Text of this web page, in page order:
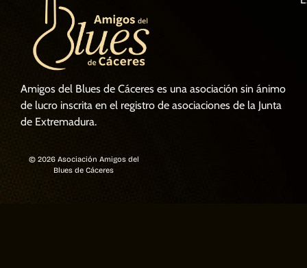
Amigos del Blues de Cáceres es una asociación sin ánimo
de lucro inscrita en el registro de asociaciones de la Junta
de Extremadura.
© 2026 Asociación Amigos del
Blues de Cáceres